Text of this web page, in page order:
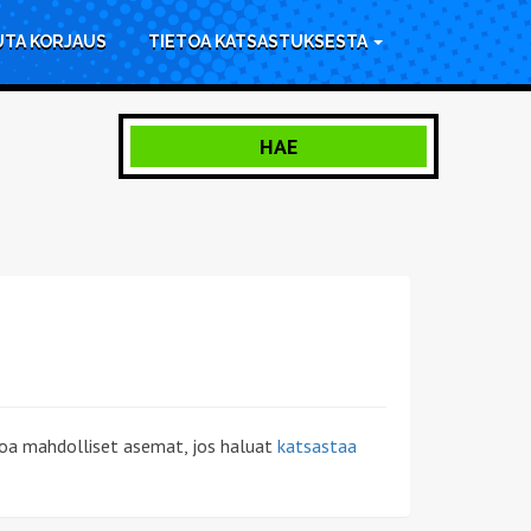
KORJAUS TIETOA KATSASTUKSESTA
HAE
mahdolliset asemat, jos haluat katsastaa